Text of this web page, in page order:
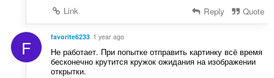
Link
Reply Quote
F favorite6233 1 year ago
Не работает. При попытке отправить картинку всё время
бесконечно крутится кружок ожидания на изображении
открытки.